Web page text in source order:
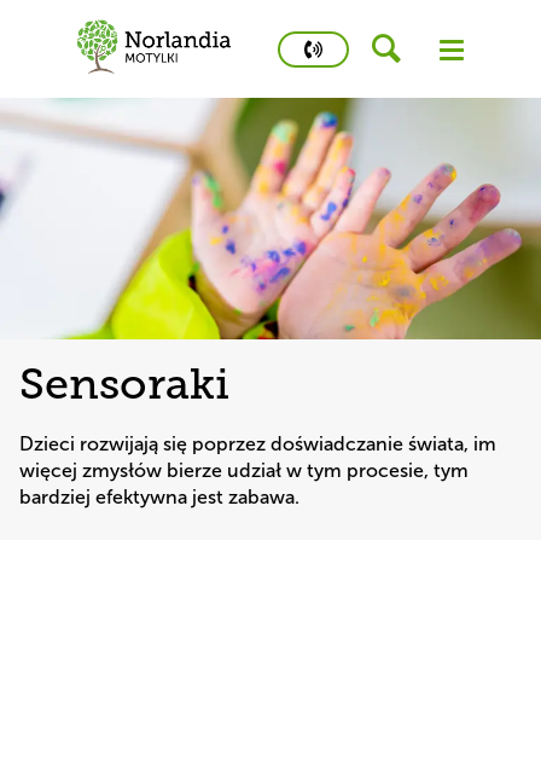
phone
502
458
426
Sensoraki
Dzieci rozwijają się poprzez doświadczanie świata, im
więcej zmysłów bierze udział w tym procesie, tym
bardziej efektywna jest zabawa.